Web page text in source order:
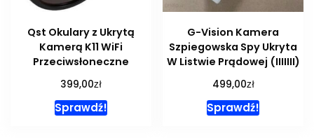
Qst Okulary z Ukrytą
Kamerą K11 WiFi
Przeciwsłoneczne
399,00zł
Sprawdź!
G-Vision Kamera
Szpiegowska Spy Ukryta
W Listwie Prądowej (IIIIIII)
499,00zł
Sprawdź!